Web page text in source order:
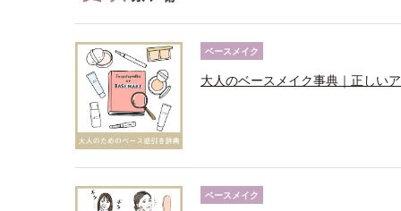
ベースメイク
大人のベースメイク事典｜正しい
ベースメイク